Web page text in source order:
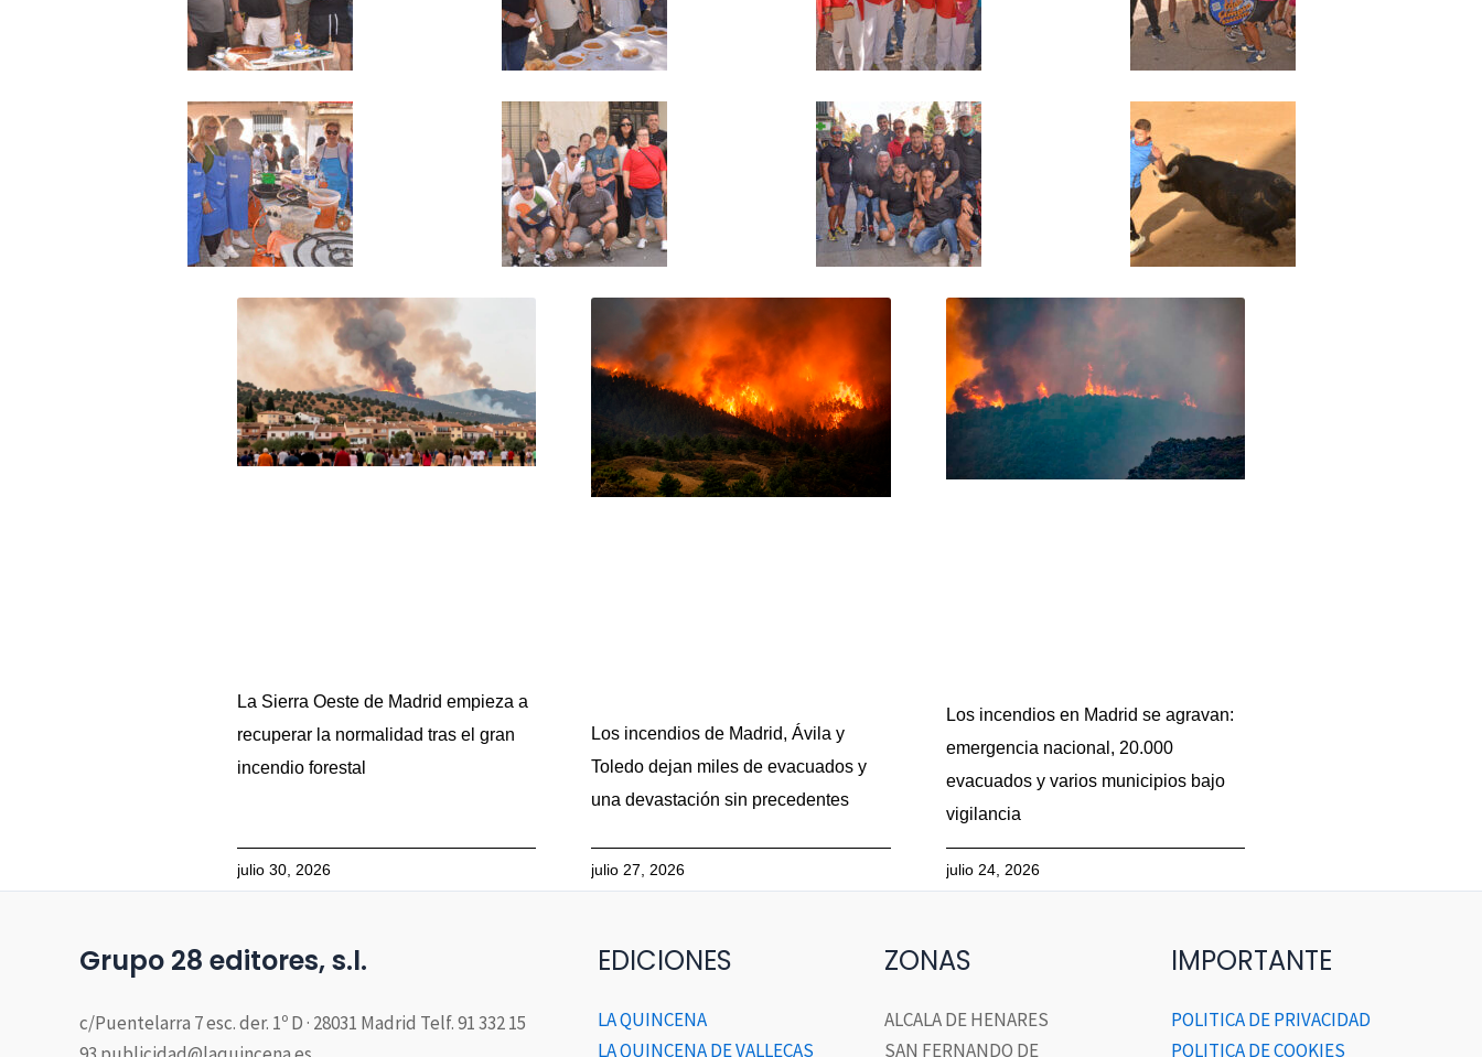
La Sierra Oeste de Madrid empieza a
recuperar la normalidad tras el gran
incendio forestal
julio 30, 2026
Los incendios de Madrid, Ávila y
Toledo dejan miles de evacuados y
una devastación sin precedentes
julio 27, 2026
Los incendios en Madrid se agravan:
emergencia nacional, 20.000
evacuados y varios municipios bajo
vigilancia
julio 24, 2026
Grupo 28 editores, s.l.
c/Puentelarra 7 esc. der. 1º D · 28031 Madrid Telf. 91 332 15
EDICIONES
LA QUINCENA
LA QUINCENA DE VALLECAS
ZONAS
ALCALA DE HENARES
SAN FERNANDO DE
IMPORTANTE
POLITICA DE PRIVACIDAD
POLITICA DE COOKIES